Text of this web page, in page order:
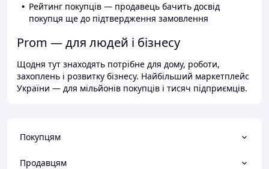
Рейтинг покупців — продавець бачить досвід
покупця ще до підтвердження замовлення
Prom — для людей і бізнесу
Щодня тут знаходять потрібне для дому, роботи,
захоплень і розвитку бізнесу. Найбільший маркетплейс
України — для мільйонів покупців і тисяч підприємців.
Покупцям
Продавцям